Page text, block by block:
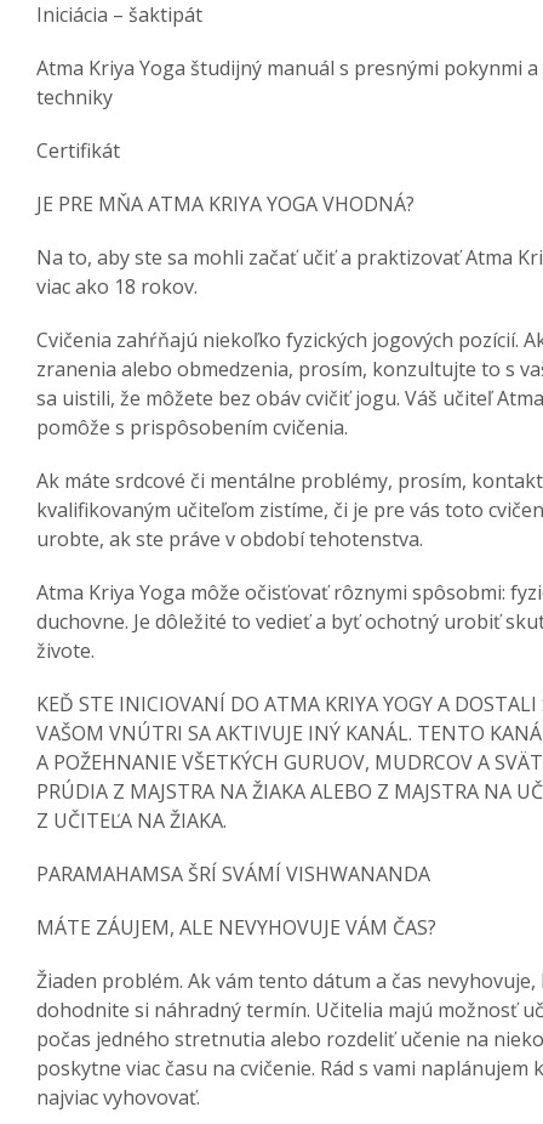
Iniciácia – šaktipát
Atma Kriya Yoga študijný manuál s presnými pokynmi
techniky
Certifikát
JE PRE MŇA ATMA KRIYA YOGA VHODNÁ?
Na to, aby ste sa mohli začať učiť a praktizovať Atma
viac ako 18 rokov.
Cvičenia zahŕňajú niekoľko fyzických jogových pozícií.
zranenia alebo obmedzenia, prosím, konzultujte to s
sa uistili, že môžete bez obáv cvičiť jogu. Váš učiteľ
pomôže s prispôsobením cvičenia.
Ak máte srdcové či mentálne problémy, prosím,
kvalifikovaným učiteľom zistíme, či je pre vás toto
urobte, ak ste práve v období tehotenstva.
Atma Kriya Yoga môže očisťovať rôznymi spôsobmi:
duchovne. Je dôležité to vedieť a byť ochotný urobiť
živote.
KEĎ STE INICIOVANÍ DO ATMA KRIYA YOGY A
VAŠOM VNÚTRI SA AKTIVUJE INÝ KANÁL. TENTO
A POŽEHNANIE VŠETKÝCH GURUOV, MUDRCOV A
PRÚDIA Z MAJSTRA NA ŽIAKA ALEBO Z MAJSTRA NA
Z UČITEĽA NA ŽIAKA.
PARAMAHAMSA ŠRÍ SVÁMÍ VISHWANANDA
MÁTE ZÁUJEM, ALE NEVYHOVUJE VÁM ČAS?
Žiaden problém. Ak vám tento dátum a čas
dohodnite si náhradný termín. Učitelia majú možnosť
počas jedného stretnutia alebo rozdeliť učenie na
poskytne viac času na cvičenie. Rád s vami
najviac vyhovovať.